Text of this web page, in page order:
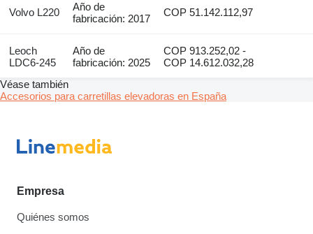
Volvo L220
Año de
fabricación: 2017
COP 51.142.112,97
Leoch
LDC6-245
Año de
fabricación: 2025
COP 913.252,02 -
COP 14.612.032,28
Véase también
Accesorios para carretillas elevadoras en España
Empresa
Quiénes somos